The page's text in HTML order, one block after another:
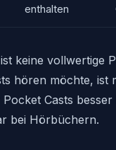
enthalten
keine vollwertige
hören möchte, ist
Casts
bei Hörbüchern.